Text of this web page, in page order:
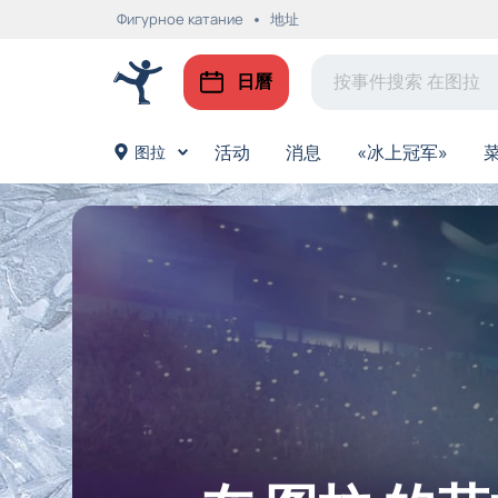
Фигурное катание 地址
日曆
图拉 活动 消息 «冰上冠军»